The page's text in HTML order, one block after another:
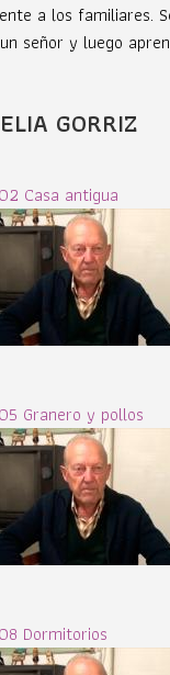
a los familiares.
señor y luego
GORRIZ
02 Casa antigua
05 Granero y pollos
08 Dormitorios